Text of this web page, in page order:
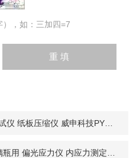
，如：三加四=7
纸板压缩仪 威申科技PYS-02
光应力仪 内应力测定仪 WPG-150